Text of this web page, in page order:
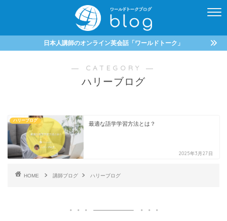
日本人講師のオンライン英会話「ワールドトーク」
― CATEGORY ―
ハリーブログ
ハリーブログ
最適な語学学習方法とは？
2025年3月27日
HOME 講師ブログ ハリーブログ